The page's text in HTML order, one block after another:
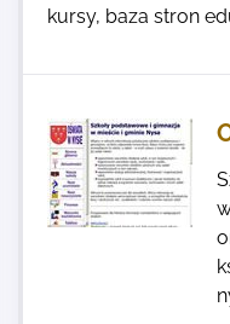
kursy, baza stron